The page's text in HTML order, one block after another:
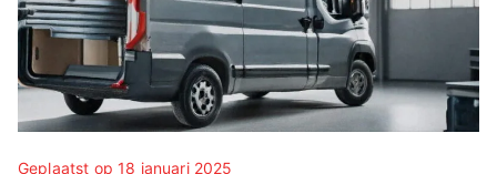
Geplaatst op18 januari 2025